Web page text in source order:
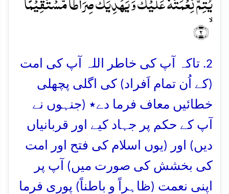
ۙ﴿۲﴾
2. تاکہ آپ کی خاطر اللہ آپ کی امت
(کے اُن تمام اَفراد) کی اگلی پچھلی
خطائیں معاف فرما دے٭ (جنہوں نے
آپ کے حکم پر جہاد کیے اور قربانیاں
دیں) اور (یوں اسلام کی فتح اور امت
کی بخشش کی صورت میں) آپ پر
اپنی نعمت (ظاہراً و باطناً) پوری فرما